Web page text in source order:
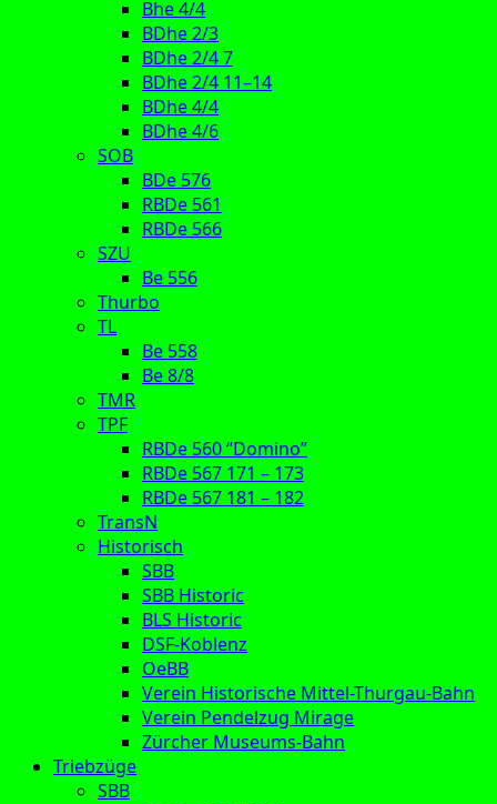
Bhe 4/4
BDhe 2/3
BDhe 2/4 7
BDhe 2/4 11–14
BDhe 4/4
BDhe 4/6
SOB
BDe 576
RBDe 561
RBDe 566
SZU
Be 556
Thurbo
TL
Be 558
Be 8/8
TMR
TPF
RBDe 560 “Domino”
RBDe 567 171 – 173
RBDe 567 181 – 182
TransN
Historisch
SBB
SBB Historic
BLS Historic
DSF-Koblenz
OeBB
Verein Historische Mittel-Thurgau-Bahn
Verein Pendelzug Mirage
Zürcher Museums-Bahn
Triebzüge
SBB